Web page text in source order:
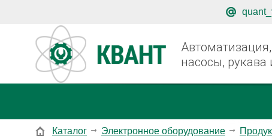
насосы, рукава
Каталог Электронное оборудование